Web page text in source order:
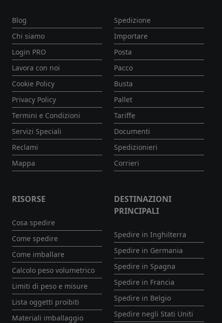
Blog
Chi siamo
Login PRO
Lavora con noi
Cookie Policy
Privacy Policy
Termini e Condizioni
Servizi Speciali
Reclami
Mappa
Spedizione
Importare
Posta
Pacco
Busta
Pallet
Tariffe
Documenti
Spedizionieri
Corrieri
RISORSE
Cosa spedire
Come spedire
Come imballare
Calcolo peso volumetrico
Limiti di peso e misure
Lista oggetti proibiti
Materiali imballaggio
DESTINAZIONI
PRINCIPALI
Spedire in Inghilterra
Spedire in Germania
Spedire in Spagna
Spedire in Francia
Spedire in Belgio
Spedire negli Stati Uniti